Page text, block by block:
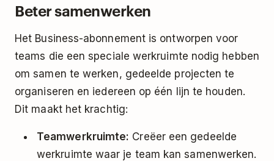
Beter samenwerken
Het Business-abonnement is ontworpen voor
teams die een speciale werkruimte nodig hebben
om samen te werken, gedeelde projecten te
organiseren en iedereen op één lijn te houden.
Dit maakt het krachtig:
Teamwerkruimte: Creëer een gedeelde
werkruimte waar je team kan samenwerken.